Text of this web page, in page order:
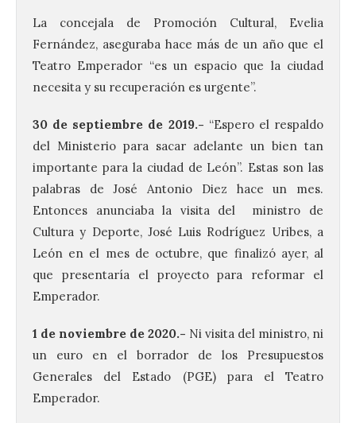
La concejala de Promoción Cultural, Evelia
Fernández, aseguraba hace más de un año que el
Teatro Emperador “es un espacio que la ciudad
necesita y su recuperación es urgente”.
30 de septiembre de 2019.- “Espero el respaldo
del Ministerio para sacar adelante un bien tan
importante para la ciudad de León”. Estas son las
palabras de José Antonio Diez hace un mes.
Entonces anunciaba la visita del ministro de
Cultura y Deporte, José Luis Rodríguez Uribes, a
León en el mes de octubre, que finalizó ayer, al
que presentaría el proyecto para reformar el
Emperador.
1 de noviembre de 2020.- Ni visita del ministro, ni
un euro en el borrador de los Presupuestos
Generales del Estado (PGE) para el Teatro
Emperador.
Brujería Fest Summer un
festival que se celebrará
el 11 de agosto en la
Bañeza
9 Ago 2026
Bañeza presenta el
Edition, una nueva cita
musical de las fiestas
patronales. El salón de plenos del
Ayuntamiento de La Bañeza acogió el 4 de